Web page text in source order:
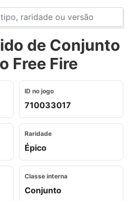
de Conjunto
Free Fire
ID no jogo
710033017
Raridade
Épico
Classe interna
Conjunto